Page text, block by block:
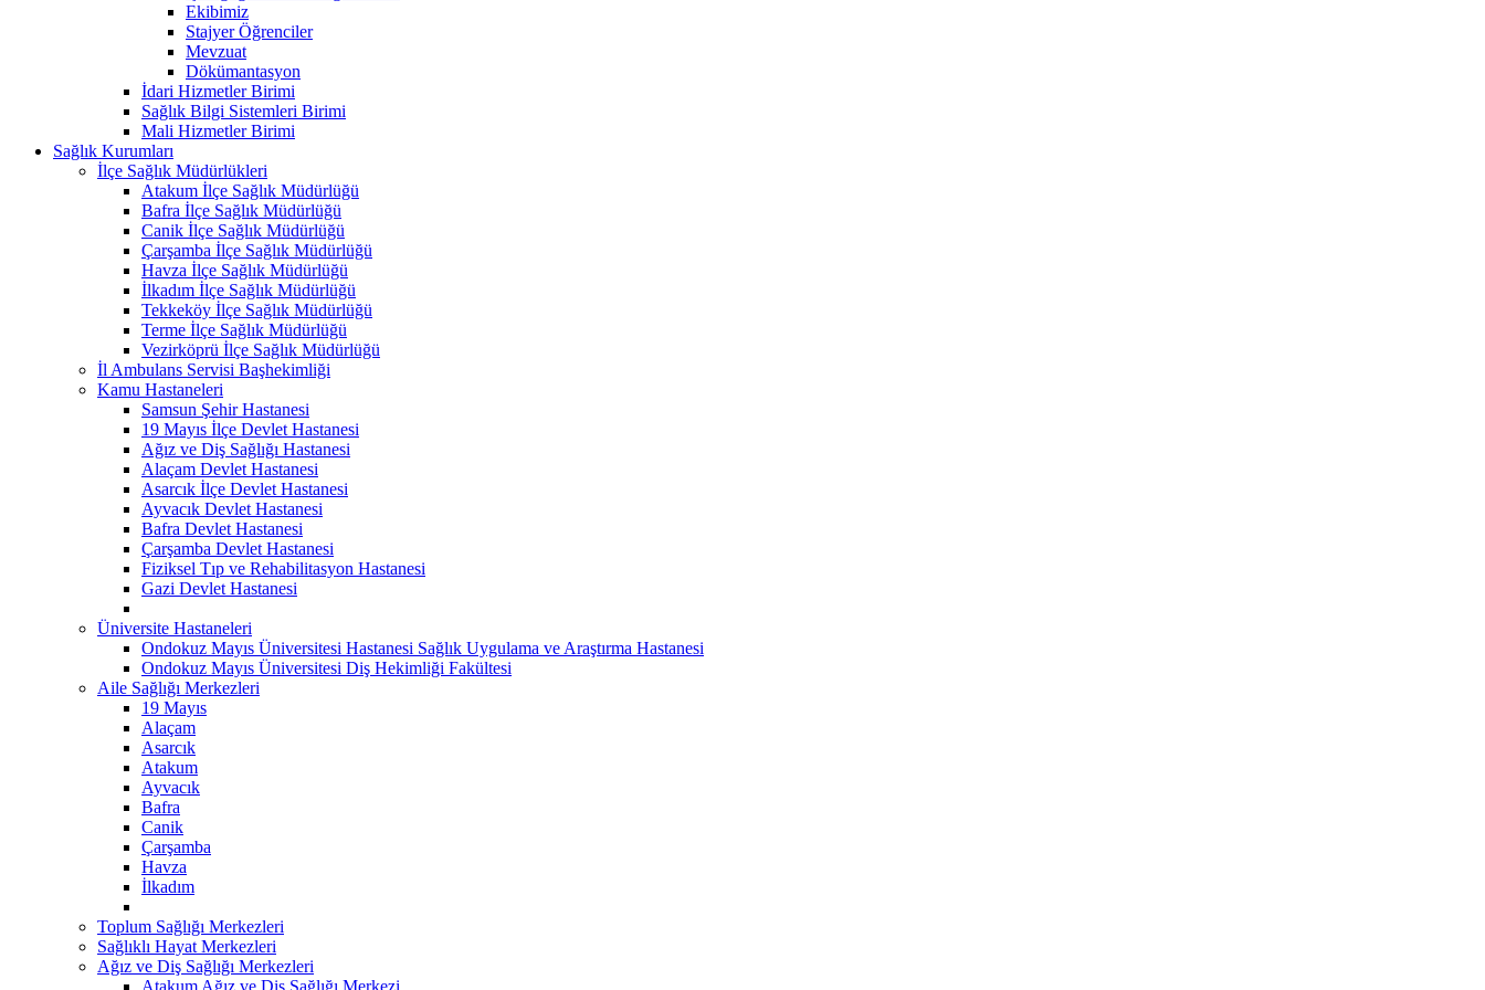
Ekibimiz
Stajyer Öğrenciler
Mevzuat
Dökümantasyon
İdari Hizmetler Birimi
Sağlık Bilgi Sistemleri Birimi
Mali Hizmetler Birimi
Sağlık Kurumları
İlçe Sağlık Müdürlükleri
Atakum İlçe Sağlık Müdürlüğü
Bafra İlçe Sağlık Müdürlüğü
Canik İlçe Sağlık Müdürlüğü
Çarşamba İlçe Sağlık Müdürlüğü
Havza İlçe Sağlık Müdürlüğü
İlkadım İlçe Sağlık Müdürlüğü
Tekkeköy İlçe Sağlık Müdürlüğü
Terme İlçe Sağlık Müdürlüğü
Vezirköprü İlçe Sağlık Müdürlüğü
İl Ambulans Servisi Başhekimliği
Kamu Hastaneleri
Samsun Şehir Hastanesi
19 Mayıs İlçe Devlet Hastanesi
Ağız ve Diş Sağlığı Hastanesi
Alaçam Devlet Hastanesi
Asarcık İlçe Devlet Hastanesi
Ayvacık Devlet Hastanesi
Bafra Devlet Hastanesi
Çarşamba Devlet Hastanesi
Fiziksel Tıp ve Rehabilitasyon Hastanesi
Gazi Devlet Hastanesi
Üniversite Hastaneleri
Ondokuz Mayıs Üniversitesi Hastanesi Sağlık Uygulama ve Araştırma Hastanesi
Ondokuz Mayıs Üniversitesi Diş Hekimliği Fakültesi
Aile Sağlığı Merkezleri
19 Mayıs
Alaçam
Asarcık
Atakum
Ayvacık
Bafra
Canik
Çarşamba
Havza
İlkadım
Toplum Sağlığı Merkezleri
Sağlıklı Hayat Merkezleri
Ağız ve Diş Sağlığı Merkezleri
Atakum Ağız ve Diş Sağlığı Merkezi